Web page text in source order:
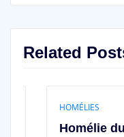
Related
HOMÉLIES
Homélie du